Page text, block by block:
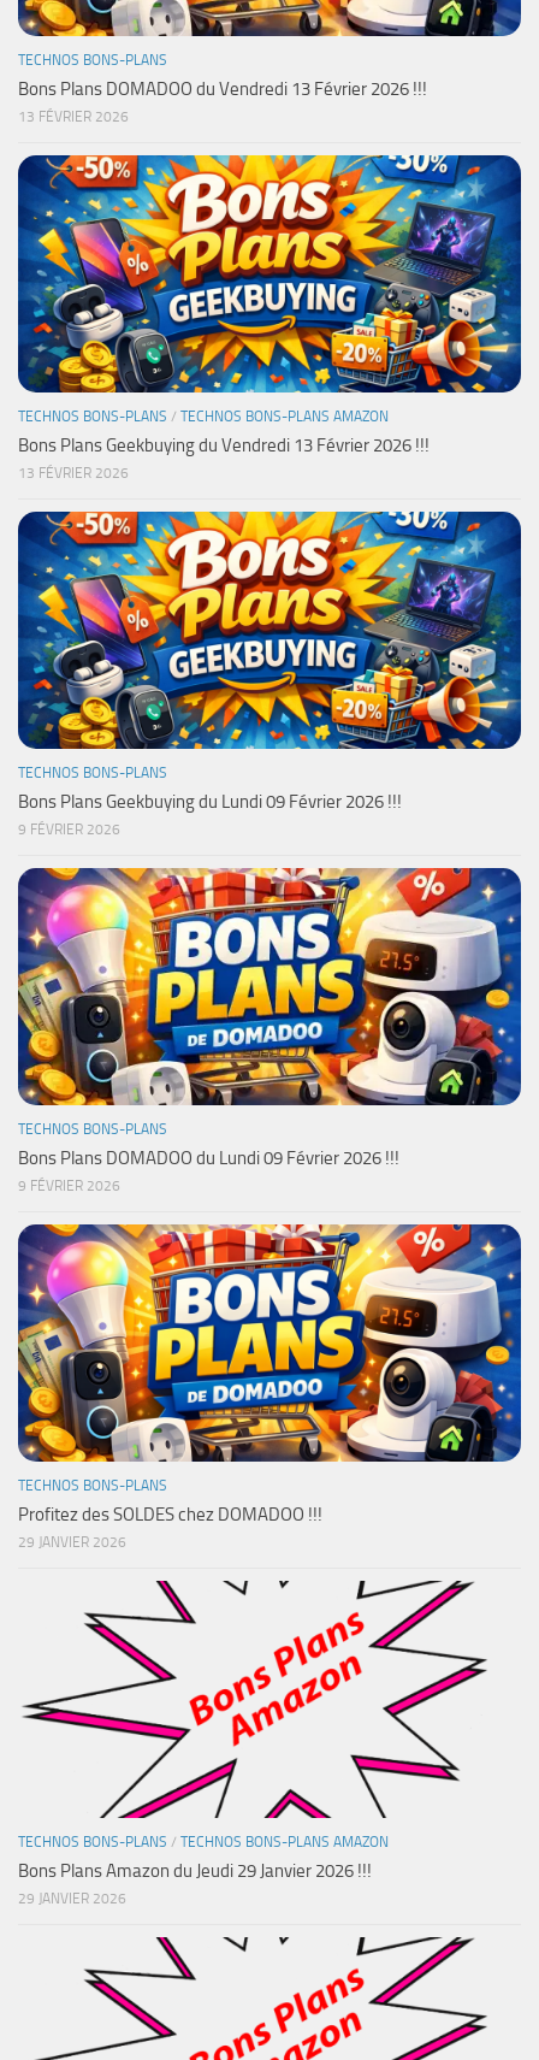
TECHNOS BONS-PLANS
Bons Plans DOMADOO du Vendredi 13 Février 2026 !!!
13 FÉVRIER 2026
TECHNOS BONS-PLANS / TECHNOS BONS-PLANS AMAZON
Bons Plans Geekbuying du Vendredi 13 Février 2026 !!!
13 FÉVRIER 2026
TECHNOS BONS-PLANS
Bons Plans Geekbuying du Lundi 09 Février 2026 !!!
9 FÉVRIER 2026
TECHNOS BONS-PLANS
Bons Plans DOMADOO du Lundi 09 Février 2026 !!!
9 FÉVRIER 2026
TECHNOS BONS-PLANS
Profitez des SOLDES chez DOMADOO !!!
29 JANVIER 2026
TECHNOS BONS-PLANS / TECHNOS BONS-PLANS AMAZON
Bons Plans Amazon du Jeudi 29 Janvier 2026 !!!
29 JANVIER 2026